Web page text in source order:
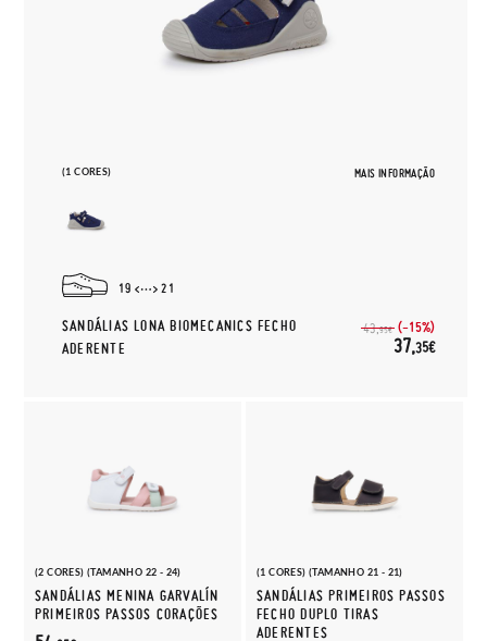
(1 CORES) MAIS INFORMAÇÃO
19 21
SANDÁLIAS LONA BIOMECANICS FECHO
ADERENTE
43,95€ (-15%)
37,35€
(2 CORES) (TAMANHO 22 - 24)
SANDÁLIAS MENINA GARVALÍN
PRIMEIROS PASSOS CORAÇÕES
(1 CORES) (TAMANHO 21 - 21)
SANDÁLIAS PRIMEIROS PASSOS
FECHO DUPLO TIRAS
ADERENTES